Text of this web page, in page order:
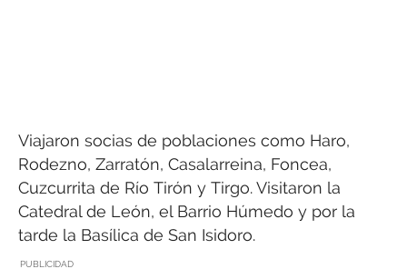
Viajaron socias de poblaciones como Haro,
Rodezno, Zarratón, Casalarreina, Foncea,
Cuzcurrita de Río Tirón y Tirgo. Visitaron la
Catedral de León, el Barrio Húmedo y por la
tarde la Basílica de San Isidoro.
PUBLICIDAD